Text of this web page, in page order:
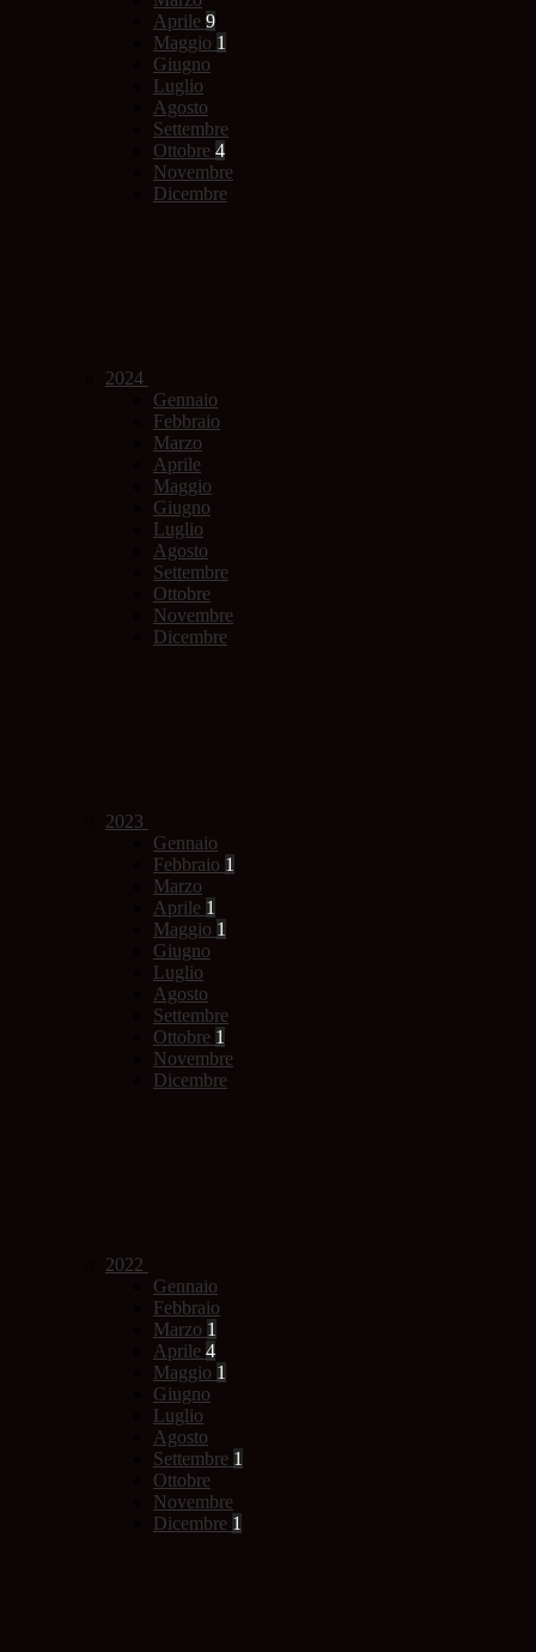
Aprile 9
Maggio 1
Giugno
Luglio
Agosto
Settembre
Ottobre 4
Novembre
Dicembre
2024
Gennaio
Febbraio
Marzo
Aprile
Maggio
Giugno
Luglio
Agosto
Settembre
Ottobre
Novembre
Dicembre
2023
Gennaio
Febbraio 1
Marzo
Aprile 1
Maggio 1
Giugno
Luglio
Agosto
Settembre
Ottobre 1
Novembre
Dicembre
2022
Gennaio
Febbraio
Marzo 1
Aprile 4
Maggio 1
Giugno
Luglio
Agosto
Settembre 1
Ottobre
Novembre
Dicembre 1